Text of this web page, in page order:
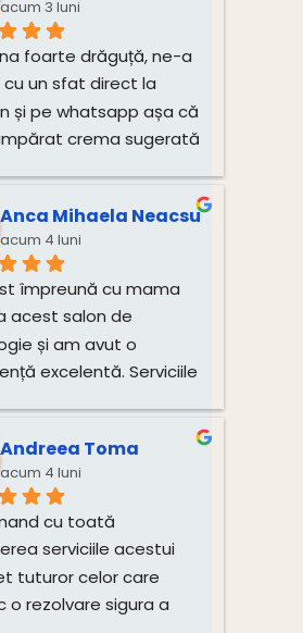
acum 3 luni
foarte drăguță, ne-a
un sfat direct la
și pe whatsapp așa că
crema sugerată
Anca Mihaela Neacsu
acum 4 luni
împreună cu mama
acest salon de
și am avut o
excelentă. Serviciile
cu multă grijă și
Atmosfera
iar doamna este
de amabilă și
cu toată
Andreea Toma
acum 4 luni
cu toată
serviciile acestui
tuturor celor care
o rezolvare sigura a